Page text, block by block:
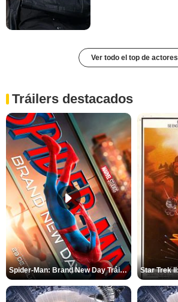
Ver todo el top de actores
Tráilers destacados
Spider-Man: Brand New Day Tráiler (3)